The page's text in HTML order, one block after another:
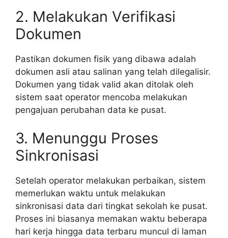
2. Melakukan Verifikasi
Dokumen
Pastikan dokumen fisik yang dibawa adalah
dokumen asli atau salinan yang telah dilegalisir.
Dokumen yang tidak valid akan ditolak oleh
sistem saat operator mencoba melakukan
pengajuan perubahan data ke pusat.
3. Menunggu Proses
Sinkronisasi
Setelah operator melakukan perbaikan, sistem
memerlukan waktu untuk melakukan
sinkronisasi data dari tingkat sekolah ke pusat.
Proses ini biasanya memakan waktu beberapa
hari kerja hingga data terbaru muncul di laman